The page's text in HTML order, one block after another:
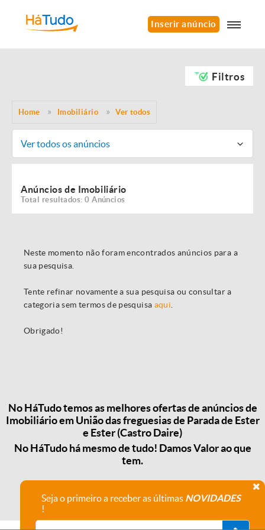
Inserir anúncio
Filtros
Home Imobiliário Ver todos
Ver todos os anúncios
Anúncios de Imobiliário
Total resultados: 0 Anúncios
Neste momento não foram encontrados anúncios para a
sua pesquisa.
Tente refinar novamente a sua pesquisa ou consultar a
categoria sem termos de pesquisa aqui
Obrigado!
No HáTudo temos as melhores ofertas de anúncios de
Imobiliário em União das freguesias de Parada de Ester
e Ester (Castro Daire)
No HáTudo há mesmo de tudo! Damos Valor ao que
tem.
Seja o primeiro a receber as últimas NOVIDADES
!